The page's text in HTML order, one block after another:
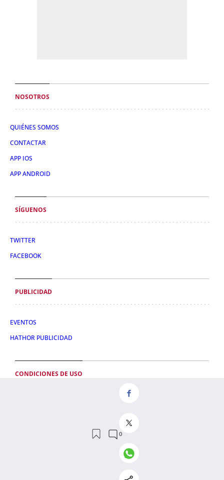
NOSOTROS
QUIÉNES SOMOS
CONTACTAR
APP IOS
APP ANDROID
SÍGUENOS
TWITTER
FACEBOOK
PUBLICIDAD
EVENTOS
HATHOR PUBLICIDAD
CONDICIONES DE USO